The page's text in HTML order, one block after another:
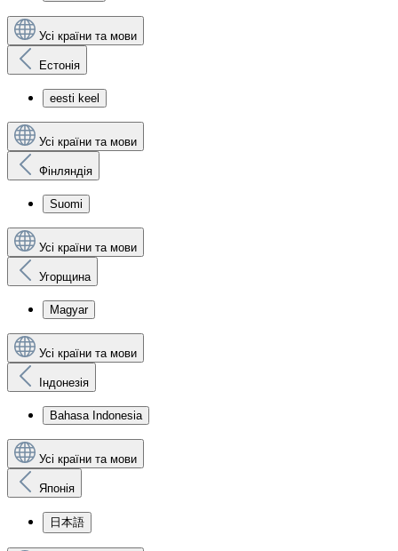
Усі країни та мови
Естонія
eesti keel
Усі країни та мови
Фінляндія
Suomi
Усі країни та мови
Угорщина
Magyar
Усі країни та мови
Індонезія
Bahasa Indonesia
Усі країни та мови
Японія
日本語